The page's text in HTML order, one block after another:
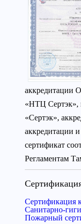
аккредитации
«НТЦ Сертэк»,
«Сертэк»,
аккредитации
сертификат
Регламентам
Сертификация
Санитарно-
Пожарный